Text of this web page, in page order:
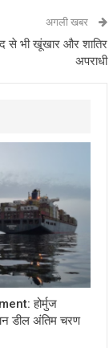
अगली खबर
भी खूंखार और शातिर
अपराधी
होर्मुज
डील अंतिम चरण